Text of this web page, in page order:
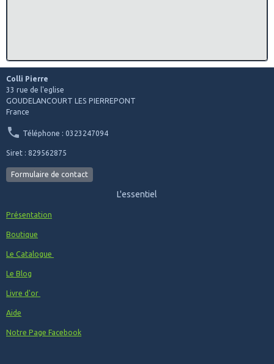
Colli Pierre
33 rue de l'eglise
GOUDELANCOURT LES PIERREPONT
France
Téléphone : 0323247094
Siret : 829562875
Formulaire de contact
L'essentiel
Présentation
Boutique
Le Catalogue
Le Blog
Livre d'or
Aide
Notre Page Facebook